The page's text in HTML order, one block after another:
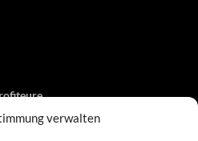
verwalten
Web-Proxy…